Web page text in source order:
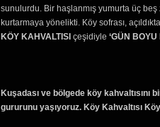
sunulurdu. Bir haşlanmış yumurta üç
kurtarmaya yönelikti. Köy sofrası,
KÖY KAHVALTISI çeşidiyle ‘GÜN
Kuşadası ve bölgede köy
gururunu yaşıyoruz. Köy Kahvaltısı